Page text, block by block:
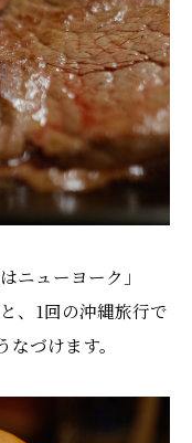
ニューヨーク」
、1回の沖縄旅行で
づけます。